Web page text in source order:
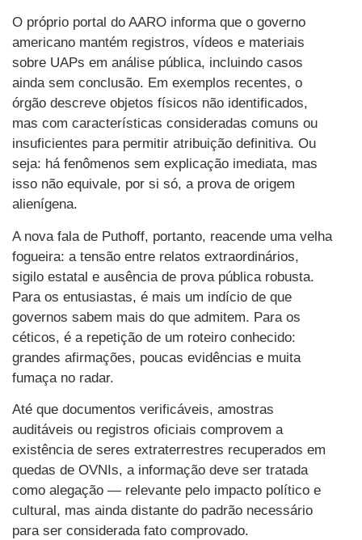
O próprio portal do AARO informa que o governo
americano mantém registros, vídeos e materiais
sobre UAPs em análise pública, incluindo casos
ainda sem conclusão. Em exemplos recentes, o
órgão descreve objetos físicos não identificados,
mas com características consideradas comuns ou
insuficientes para permitir atribuição definitiva. Ou
seja: há fenômenos sem explicação imediata, mas
isso não equivale, por si só, a prova de origem
alienígena.
A nova fala de Puthoff, portanto, reacende uma velha
fogueira: a tensão entre relatos extraordinários,
sigilo estatal e ausência de prova pública robusta.
Para os entusiastas, é mais um indício de que
governos sabem mais do que admitem. Para os
céticos, é a repetição de um roteiro conhecido:
grandes afirmações, poucas evidências e muita
fumaça no radar.
Até que documentos verificáveis, amostras
auditáveis ou registros oficiais comprovem a
existência de seres extraterrestres recuperados em
quedas de OVNIs, a informação deve ser tratada
como alegação — relevante pelo impacto político e
cultural, mas ainda distante do padrão necessário
para ser considerada fato comprovado.